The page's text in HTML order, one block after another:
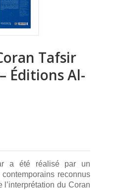
Tafsir
Éditions Al-
a été réalisé par un
reconnus
du Coran